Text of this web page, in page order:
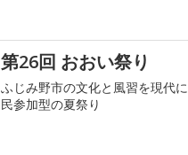
第26回 おおい祭り
ふじみ野市の文化と風習を現代
民参加型の夏祭り